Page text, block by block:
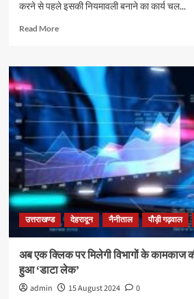
करने से पहले इसकी नियमावली बनाने का कार्य चल...
Read More
उत्तराखण्ड देहरादून नैनीताल पौड़ी गढ़वाल
अब एक क्लिक पर मिलेगी विभागों के कामकाज
हुआ ‘डाटा लेक’
admin 15 August 2024
0